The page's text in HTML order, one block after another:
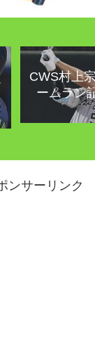
CWS村上
ームラン
ンサーリンク